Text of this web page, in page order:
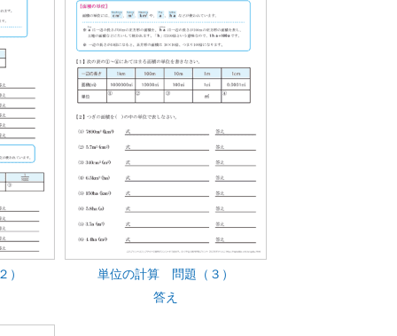
）
単位の計算 問題（３）
答え